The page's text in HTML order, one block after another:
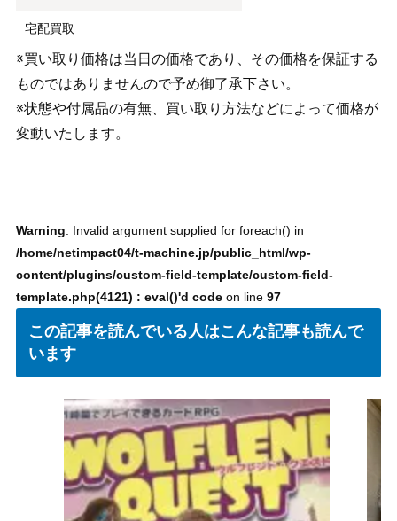
宅配買取
※買い取り価格は当日の価格であり、その価格を保証する
ものではありませんので予め御了承下さい。
※状態や付属品の有無、買い取り方法などによって価格が
変動いたします。
Warning: Invalid argument supplied for foreach() in
/home/netimpact04/t-machine.jp/public_html/wp-
content/plugins/custom-field-template/custom-field-
template.php(4121) : eval()'d codeon line 97
この記事を読んでいる人はこんな記事も読んで
います